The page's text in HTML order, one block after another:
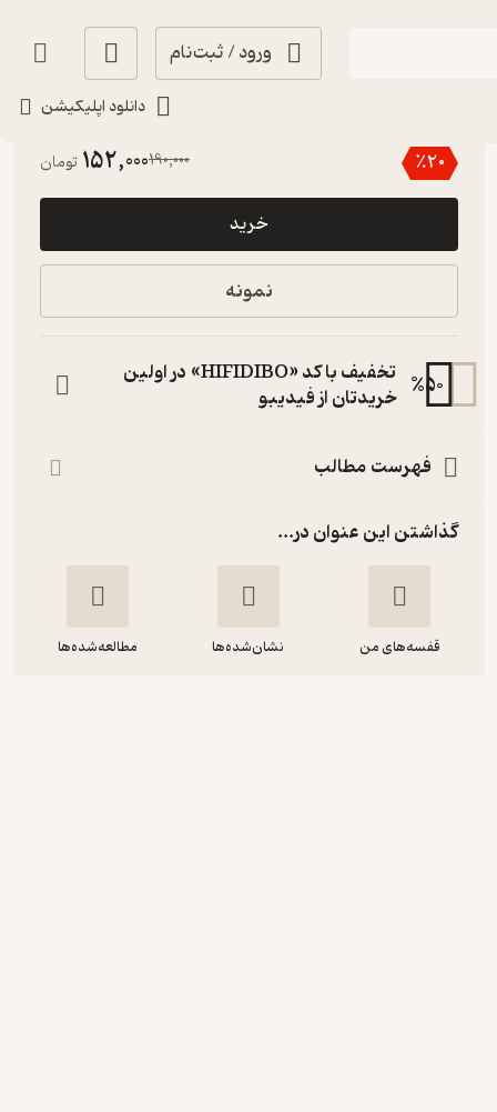
ورود / ثبت‌نام
دانلود اپلیکیشن
٪20
190,000
152,000 تومان
خرید
نمونه
%50
تخفیف با کد «HIFIDIBO» در اولین
خریدتان از فیدیبو
فهرست مطالب
گذاشتن این عنوان در...
قفسه‌های من نشان‌شده‌ها مطالعه‌شده‌ها